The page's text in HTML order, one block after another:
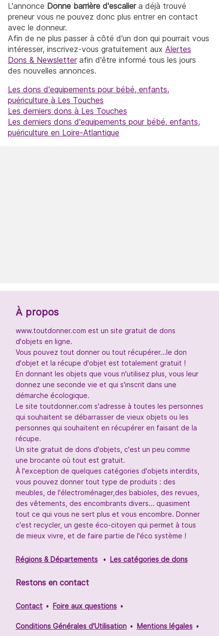
L'annonce Donne barrière d'escaliera déjà trouvé
preneur vous ne pouvez donc plus entrer en contact
avec le donneur.
Afin de ne plus passer à côté d'un don qui pourrait vous
intéresser, inscrivez-vous gratuitement aux Alertes
Dons & Newsletterafin d'être informé tous les jours
des nouvelles annonces.
Les dons d'equipements pour bébé, enfants,
puériculture à Les Touches
Les derniers dons à Les Touches
Les derniers dons d'equipements pour bébé, enfants,
puériculture en Loire-Atlantique
À propos
www.toutdonner.com est un site gratuit de dons
d'objets en ligne.
Vous pouvez tout donner ou tout récupérer...le don
d'objet et la récupe d'objet est totalement gratuit !
En donnant les objets que vous n'utilisez plus, vous leur
donnez une seconde vie et qui s'inscrit dans une
démarche écologique.
Le site toutdonner.com s'adresse à toutes les personnes
qui souhaitent se débarrasser de vieux objets ou les
personnes qui souhaitent en récupérer en faisant de la
récupe.
Un site gratuit de dons d'objets, c'est un peu comme
une brocante où tout est gratuit.
À l'exception de quelques catégories d'objets interdits,
vous pouvez donner tout type de produits : des
meubles, de l'électroménager,des babioles, des revues,
des vêtements, des encombrants divers... quasiment
tout ce qui vous ne sert plus et vous encombre. Donner
c'est recycler, un geste éco-citoyen qui permet à tous
de mieux vivre, et de faire partie de l'éco système !
Régions & Départements Les catégories de dons
Restons en contact
Contact Foire aux questions
Conditions Générales d'Utilisation Mentions légales